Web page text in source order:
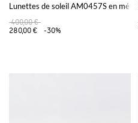
Lunettes de soleil AM0457S en métal
400,00 €
280,00 €
-30%